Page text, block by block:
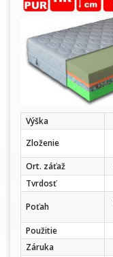
Výška
Zloženie
Ort. záťaž
Tvrdosť
Poťah
Použitie
Záruka